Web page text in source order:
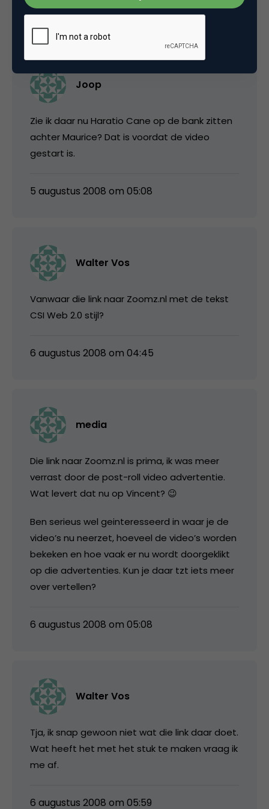
4 augustus 2008 om 15:58
Joop
Zie ik daar nu Haratio Cane op de bank zitten
achter Maurice? Dat is voordat de video
gestart is.
5 augustus 2008 om 05:08
Walter Vos
Vanwaar die link naar Zoomz.nl met de tekst
CSI Web 2.0 stijl?
6 augustus 2008 om 04:45
media
Die link naar Zoomz.nl is prima, ik was meer
verrast door de post-roll video advertentie.
Wat levert dat nu op Vincent? 😉
Ben serieus wel geinteresseerd in waar je de
video’s nu neerzet, hoeveel de video’s worden
bekeken en hoe vaak er nu wordt doorgeklikt
op die advertenties. Kun je daar tzt iets meer
over vertellen?
6 augustus 2008 om 05:08
Walter Vos
Tja, ik snap gewoon niet wat die link daar doet.
Wat heeft het met het stuk te maken vraag ik
me af.
6 augustus 2008 om 05:59